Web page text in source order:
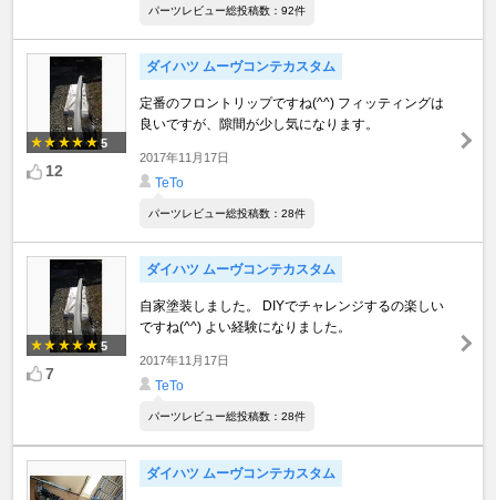
パーツレビュー総投稿数：92件
5
12
ダイハツ ムーヴコンテカスタム
定番のフロントリップですね(^^) フィッティングは
良いですが、隙間が少し気になります。
2017年11月17日
TeTo
パーツレビュー総投稿数：28件
5
7
ダイハツ ムーヴコンテカスタム
自家塗装しました。 DIYでチャレンジするの楽しい
ですね(^^) よい経験になりました。
2017年11月17日
TeTo
パーツレビュー総投稿数：28件
ダイハツ ムーヴコンテカスタム